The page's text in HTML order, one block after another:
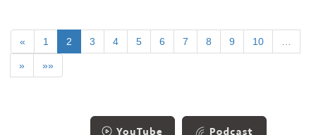
« 1 2 3 4 5 6 7 8 9 10
» »»